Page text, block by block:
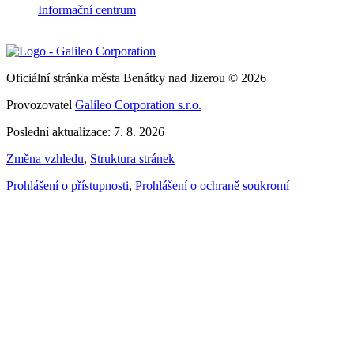
Informační centrum
Oficiální stránka města Benátky nad Jizerou © 2026
Provozovatel Galileo Corporation s.r.o.
Poslední aktualizace: 7. 8. 2026
Změna vzhledu, Struktura stránek
Prohlášení o přístupnosti, Prohlášení o ochraně soukromí